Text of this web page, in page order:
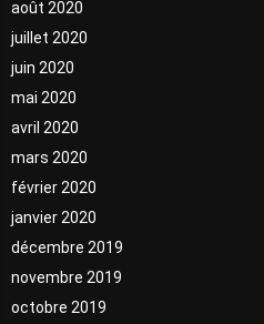
août 2020
juillet 2020
juin 2020
mai 2020
avril 2020
mars 2020
février 2020
janvier 2020
décembre 2019
novembre 2019
octobre 2019